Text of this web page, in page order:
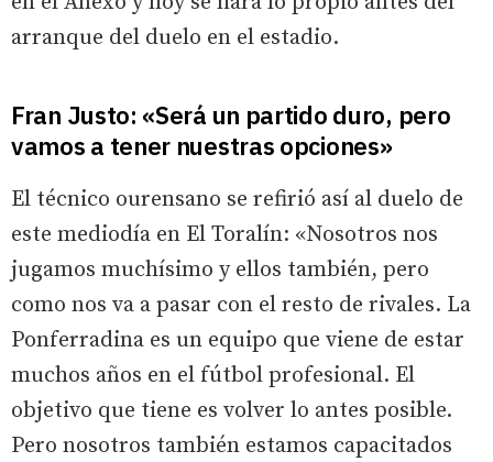
arranque del duelo en el estadio.
Fran Justo: «Será un partido duro, pero
vamos a tener nuestras opciones»
El técnico ourensano se refirió así al duelo de
este mediodía en El Toralín: «Nosotros nos
jugamos muchísimo y ellos también, pero
como nos va a pasar con el resto de rivales. La
Ponferradina es un equipo que viene de estar
muchos años en el fútbol profesional. El
objetivo que tiene es volver lo antes posible.
Pero nosotros también estamos capacitados